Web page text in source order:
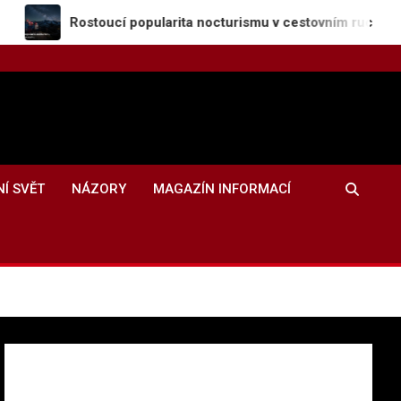
popularita nocturismu v cestovním ruchu
SVĚT NÁZORY MAGAZÍN INFORMACÍ